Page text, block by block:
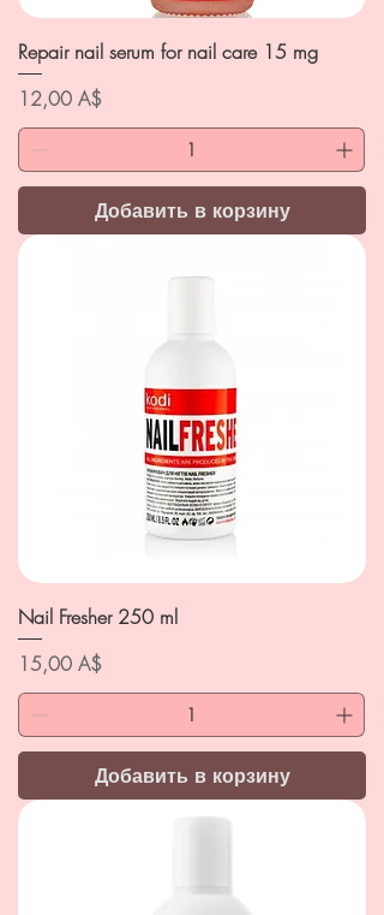
Repair nail serum for nail care 15 mg
Цена
12,00 A$
Добавить в корзину
Nail Fresher 250 ml
Цена
15,00 A$
Добавить в корзину